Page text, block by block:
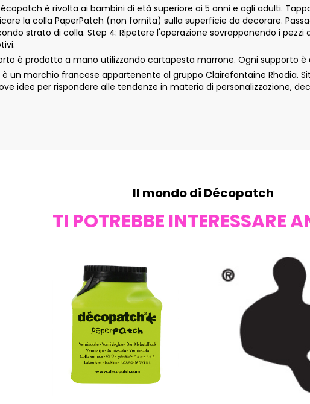
Décopatch è rivolta ai bambini di età superiore ai 5 anni e agli adulti.
la colla PaperPatch (non fornita) sulla superficie da decorare.
strato di colla. Step 4: Ripetere l'operazione sovrapponendo i
è prodotto a mano utilizzando cartapesta marrone. Ogni supporto è
è un marchio francese appartenente al gruppo Clairefontaine Rhodia.
idee per rispondere alle tendenze in materia di personalizzazione,
Il mondo di Décopatch
TI POTREBBE INTERESSARE